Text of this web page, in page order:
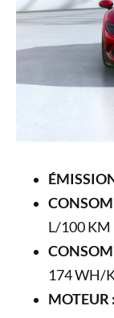
L/100 KM
174 WH/
MOTEUR :